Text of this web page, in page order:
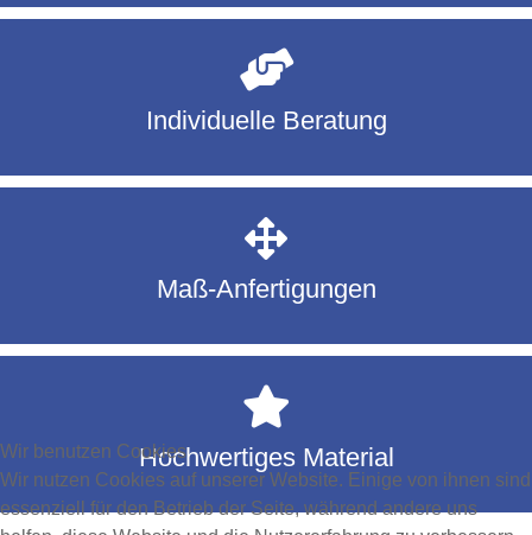
Individuelle Beratung
Maß-Anfertigungen
Hochwertiges Material
Wir benutzen Cookies
Wir nutzen Cookies auf unserer Website. Einige von ihnen sind
essenziell für den Betrieb der Seite, während andere uns